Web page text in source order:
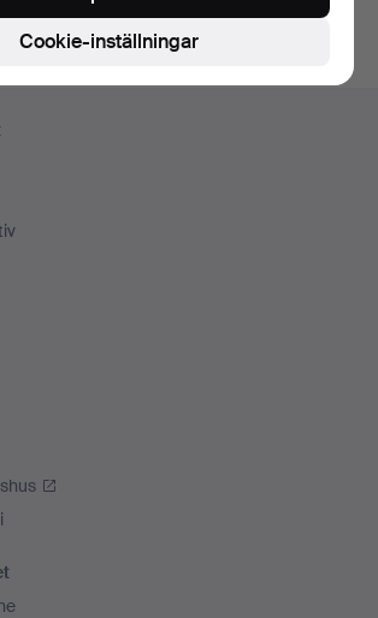
Cookie-inställningar